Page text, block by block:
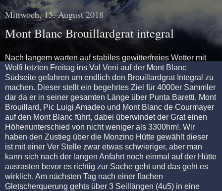
Mittwoch, 15. August 2018
Mont Blanc Brouillardgrat integral
Nach langem warten auf stabiles gewitterfreies Wetter mit
Wolfi letzten Freitag ins Val Veni auf der Mont Blanc
Südseite gefahren um endlich den Brouillardgrat Integral zu
machen. Dieser stellt ein begehrtes Ziel für 4000er Sammler
dar da er in seiner gesamten Länge über Punta Baretti, Mont
Brouillard, Pic Luigi Amadeo und Mont Blanc de Courmayer
auf den Mont Blanc führt, dabei überwindet der Grat einen
Höhenunterschied von nicht weniger als 3300hm!. Wir
haben den Zustieg über die Monzino Hütte gewählt dieser
ist mit einer Ver Stelle zwar etwas schwieriger, aber man
kann sich nach der langen Anfahrt noch einmal auf der Hütte
ausrasten bevor es richtig zur Sache geht und das geht es
wirklich. Am nächsten Tag nach einer flachen
Gletscherquerung gehts über 3 Seillängen (4u5) in eine